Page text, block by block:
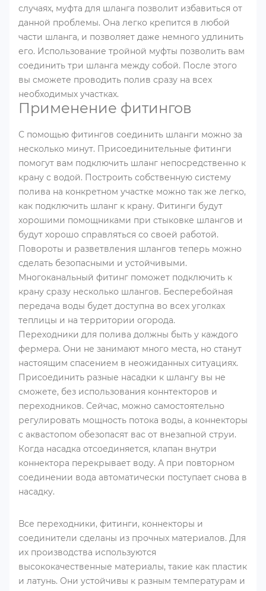
случаях, муфта для шланга позволит избавиться от
данной проблемы. Она легко крепится в любой
части шланга, и позволяет даже немного удлинить
его. Использование тройной муфты позволить вам
соединить три шланга между собой. После этого
вы сможете проводить полив сразу на всех
необходимых участках.
Применение фитингов
С помощью фитингов соединить шланги можно за
несколько минут. Присоединительные фитинги
помогут вам подключить шланг непосредственно к
крану с водой. Построить собственную систему
полива на конкретном участке можно так же легко,
как подключить шланг к крану. Фитинги будут
хорошими помощниками при стыковке шлангов и
будут хорошо справляться со своей работой.
Повороты и разветвления шлангов теперь можно
сделать безопасными и устойчивыми.
Многоканальный фитинг поможет подключить к
крану сразу несколько шлангов. Бесперебойная
передача воды будет доступна во всех уголках
теплицы и на территории огорода.
Переходники для полива должны быть у каждого
фермера. Они не занимают много места, но станут
настоящим спасением в неожиданных ситуациях.
Присоединить разные насадки к шлангу вы не
сможете, без использования коннтекторов и
переходников. Сейчас, можно самостоятельно
регулировать мощность потока воды, а коннекторы
с аквастопом обезопасят вас от внезапной струи.
Когда насадка отсоединяется, клапан внутри
коннектора перекрывает воду. А при повторном
соединении вода автоматически поступает снова в
насадку.
Все переходники, фитинги, коннекторы и
соединители сделаны из прочных материалов. Для
их производства используются
высококачественные материалы, такие как пластик
и латунь. Они устойчивы к разным температурам и